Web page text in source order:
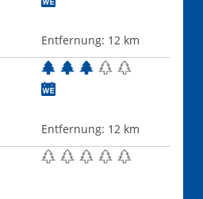
Entfernung: 12 km
Entfernung: 12 km